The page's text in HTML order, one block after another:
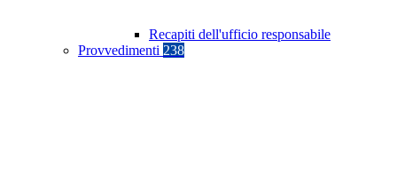
Recapiti dell'ufficio responsabile
Provvedimenti 238